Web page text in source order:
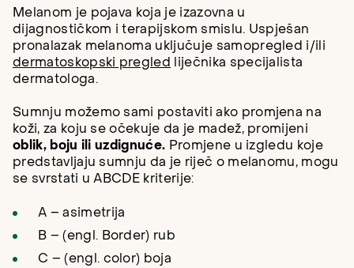
Melanom je pojava koja je izazovna u
dijagnostičkom i terapijskom smislu. Uspješan
pronalazak melanoma uključuje samopregled i/ili
dermatoskopski pregled liječnika specijalista
dermatologa.
Sumnju možemo sami postaviti ako promjena na
koži, za koju se očekuje da je madež, promijeni
oblik, boju ili uzdignuće. Promjene u izgledu koje
predstavljaju sumnju da je riječ o melanomu, mogu
se svrstati u ABCDE kriterije:
A – asimetrija
B – (engl. Border) rub
C – (engl. color) boja